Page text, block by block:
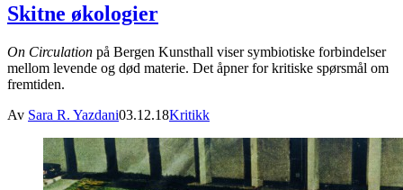
Skitne økologier
On Circulation på Bergen Kunsthall viser symbiotiske forbindelser
mellom levende og død materie. Det åpner for kritiske spørsmål om
fremtiden.
Av Sara R. Yazdani03.12.18Kritikk